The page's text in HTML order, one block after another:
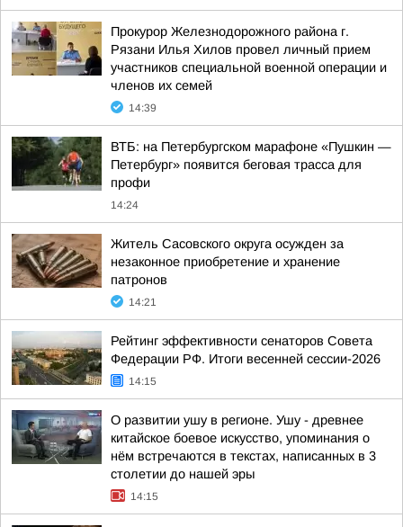
Прокурор Железнодорожного района г.
Рязани Илья Хилов провел личный прием
участников специальной военной операции и
членов их семей
14:39
ВТБ: на Петербургском марафоне «Пушкин —
Петербург» появится беговая трасса для
профи
14:24
Житель Сасовского округа осужден за
незаконное приобретение и хранение
патронов
14:21
Рейтинг эффективности сенаторов Совета
Федерации РФ. Итоги весенней сессии-2026
14:15
О развитии ушу в регионе. Ушу - древнее
китайское боевое искусство, упоминания о
нём встречаются в текстах, написанных в 3
столетии до нашей эры
14:15